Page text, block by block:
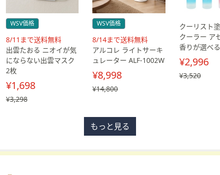
WSV価格
送
料
無
料
8/11まで送料無料
出雲たおる ニオイが気
にならない出雲マスク
2枚
¥1,698
, 過
¥3,298
WSV価格
送
料
無
料
8/14まで送料無料
アルコレ ライトサーキ
ュレーター ALF-1002W
¥8,998
, 過
格,
¥14,800
¥14,800
クーリスト
クーラー ア
香りが選べ
¥2,996
, 過
¥3,520
もっと見る